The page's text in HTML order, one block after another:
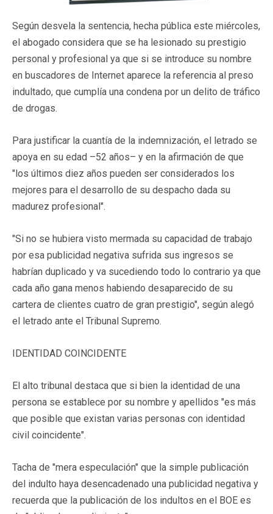
Según desvela la sentencia, hecha pública este miércoles,
el abogado considera que se ha lesionado su prestigio
personal y profesional ya que si se introduce su nombre
en buscadores de Internet aparece la referencia al preso
indultado, que cumplía una condena por un delito de tráfico
de drogas.
Para justificar la cuantía de la indemnización, el letrado se
apoya en su edad –52 años– y en la afirmación de que
"los últimos diez años pueden ser considerados los
mejores para el desarrollo de su despacho dada su
madurez profesional".
"Si no se hubiera visto mermada su capacidad de trabajo
por esa publicidad negativa sufrida sus ingresos se
habrían duplicado y va sucediendo todo lo contrario ya que
cada año gana menos habiendo desaparecido de su
cartera de clientes cuatro de gran prestigio", según alegó
el letrado ante el Tribunal Supremo.
IDENTIDAD COINCIDENTE
El alto tribunal destaca que si bien la identidad de una
persona se establece por su nombre y apellidos "es más
que posible que existan varias personas con identidad
civil coincidente".
Tacha de "mera especulación" que la simple publicación
del indulto haya desencadenado una publicidad negativa y
recuerda que la publicación de los indultos en el BOE es